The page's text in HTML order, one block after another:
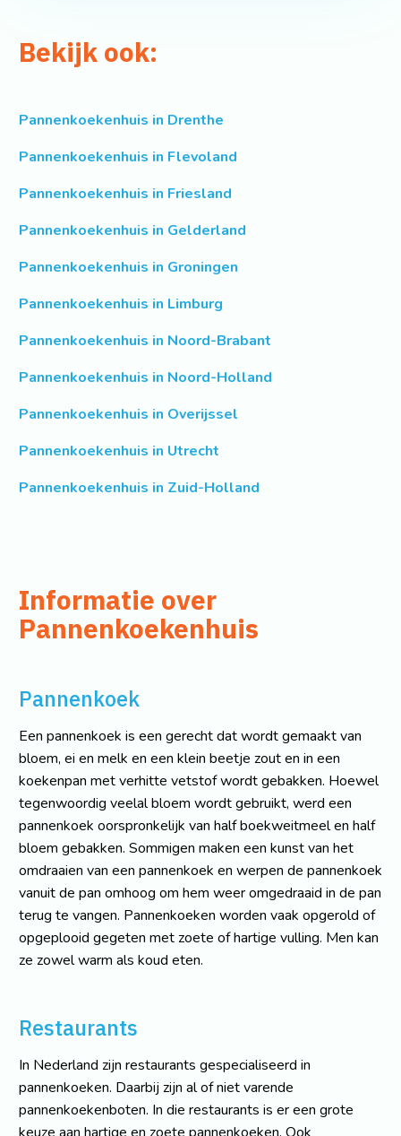
Bekijk ook:
Pannenkoekenhuis in Drenthe
Pannenkoekenhuis in Flevoland
Pannenkoekenhuis in Friesland
Pannenkoekenhuis in Gelderland
Pannenkoekenhuis in Groningen
Pannenkoekenhuis in Limburg
Pannenkoekenhuis in Noord-Brabant
Pannenkoekenhuis in Noord-Holland
Pannenkoekenhuis in Overijssel
Pannenkoekenhuis in Utrecht
Pannenkoekenhuis in Zuid-Holland
Informatie over
Pannenkoekenhuis
Pannenkoek
Een pannenkoek is een gerecht dat wordt gemaakt van
bloem, ei en melk en een klein beetje zout en in een
koekenpan met verhitte vetstof wordt gebakken. Hoewel
tegenwoordig veelal bloem wordt gebruikt, werd een
pannenkoek oorspronkelijk van half boekweitmeel en half
bloem gebakken. Sommigen maken een kunst van het
omdraaien van een pannenkoek en werpen de pannenkoek
vanuit de pan omhoog om hem weer omgedraaid in de pan
terug te vangen. Pannenkoeken worden vaak opgerold of
opgeplooid gegeten met zoete of hartige vulling. Men kan
ze zowel warm als koud eten.
Restaurants
In Nederland zijn restaurants gespecialiseerd in
pannenkoeken. Daarbij zijn al of niet varende
pannenkoekenboten. In die restaurants is er een grote